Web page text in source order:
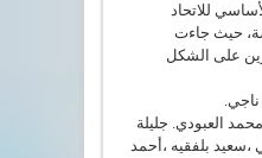
للاتحاد
حيث جاءت
على الشكل
العبودي. جليلة
بلفقيه ،أحمد